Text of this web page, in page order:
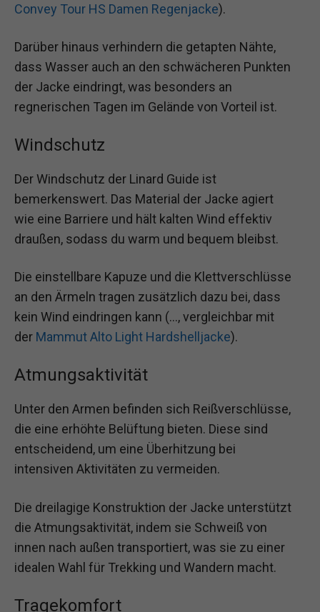
Convey Tour HS Damen Regenjacke).
Darüber hinaus verhindern die getapten Nähte,
dass Wasser auch an den schwächeren Punkten
der Jacke eindringt, was besonders an
regnerischen Tagen im Gelände von Vorteil ist.
Windschutz
Der Windschutz der Linard Guide ist
bemerkenswert. Das Material der Jacke agiert
wie eine Barriere und hält kalten Wind effektiv
draußen, sodass du warm und bequem bleibst.
Die einstellbare Kapuze und die Klettverschlüsse
an den Ärmeln tragen zusätzlich dazu bei, dass
kein Wind eindringen kann (…, vergleichbar mit
der Mammut Alto Light Hardshelljacke).
Atmungsaktivität
Unter den Armen befinden sich Reißverschlüsse,
die eine erhöhte Belüftung bieten. Diese sind
entscheidend, um eine Überhitzung bei
intensiven Aktivitäten zu vermeiden.
Die dreilagige Konstruktion der Jacke unterstützt
die Atmungsaktivität, indem sie Schweiß von
innen nach außen transportiert, was sie zu einer
idealen Wahl für Trekking und Wandern macht.
Tragekomfort